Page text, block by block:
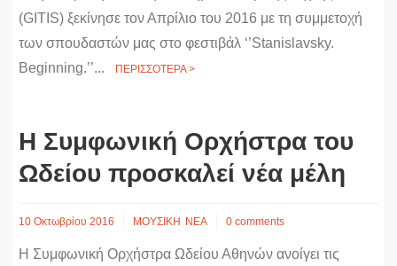
(GITIS) ξεκίνησε τον Απρίλιο του 2016 με τη συμμετοχή
των σπουδαστών μας στο φεστιβάλ ‘’Stanislavsky.
Beginning.’’...
ΠΕΡΙΣΣΟΤΕΡΑ >
Η Συμφωνική Ορχήστρα του
Ωδείου προσκαλεί νέα μέλη
10 Οκτωβρίου 2016 ΜΟΥΣΙΚΗ ΝΕΑ 0 comments
Η Συμφωνική Ορχήστρα Ωδείου Αθηνών ανοίγει τις